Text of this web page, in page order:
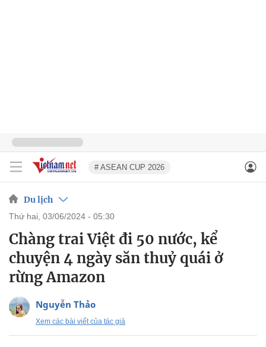
# ASEAN CUP 2026
Du lịch
thứ hai, 03/06/2024 - 05:30
Chàng trai Việt đi 50 nước, kể
chuyện 4 ngày săn thuỷ quái ở
rừng Amazon
Nguyễn Thảo
Xem các bài viết của tác giả